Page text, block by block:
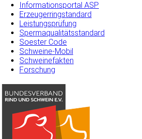
Informationsportal ASP
Erzeugerringstandard
Leistungsprüfung
Spermaqualitätsstandard
Soester Code
Schweine-Mobil
Schweinefakten
Forschung